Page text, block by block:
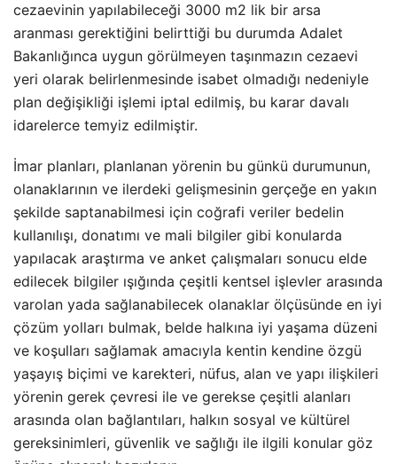
cezaevinin yapılabileceği 3000 m2 lik bir arsa
aranması gerektiğini belirttiği bu durumda Adalet
Bakanlığınca uygun görülmeyen taşınmazın cezaevi
yeri olarak belirlenmesinde isabet olmadığı nedeniyle
plan değişikliği işlemi iptal edilmiş, bu karar davalı
idarelerce temyiz edilmiştir.
İmar planları, planlanan yörenin bu günkü durumunun,
olanaklarının ve ilerdeki gelişmesinin gerçeğe en yakın
şekilde saptanabilmesi için coğrafi veriler bedelin
kullanılışı, donatımı ve mali bilgiler gibi konularda
yapılacak araştırma ve anket çalışmaları sonucu elde
edilecek bilgiler ışığında çeşitli kentsel işlevler arasında
varolan yada sağlanabilecek olanaklar ölçüsünde en iyi
çözüm yolları bulmak, belde halkına iyi yaşama düzeni
ve koşulları sağlamak amacıyla kentin kendine özgü
yaşayış biçimi ve karekteri, nüfus, alan ve yapı ilişkileri
yörenin gerek çevresi ile ve gerekse çeşitli alanları
arasında olan bağlantıları, halkın sosyal ve kültürel
gereksinimleri, güvenlik ve sağlığı ile ilgili konular göz